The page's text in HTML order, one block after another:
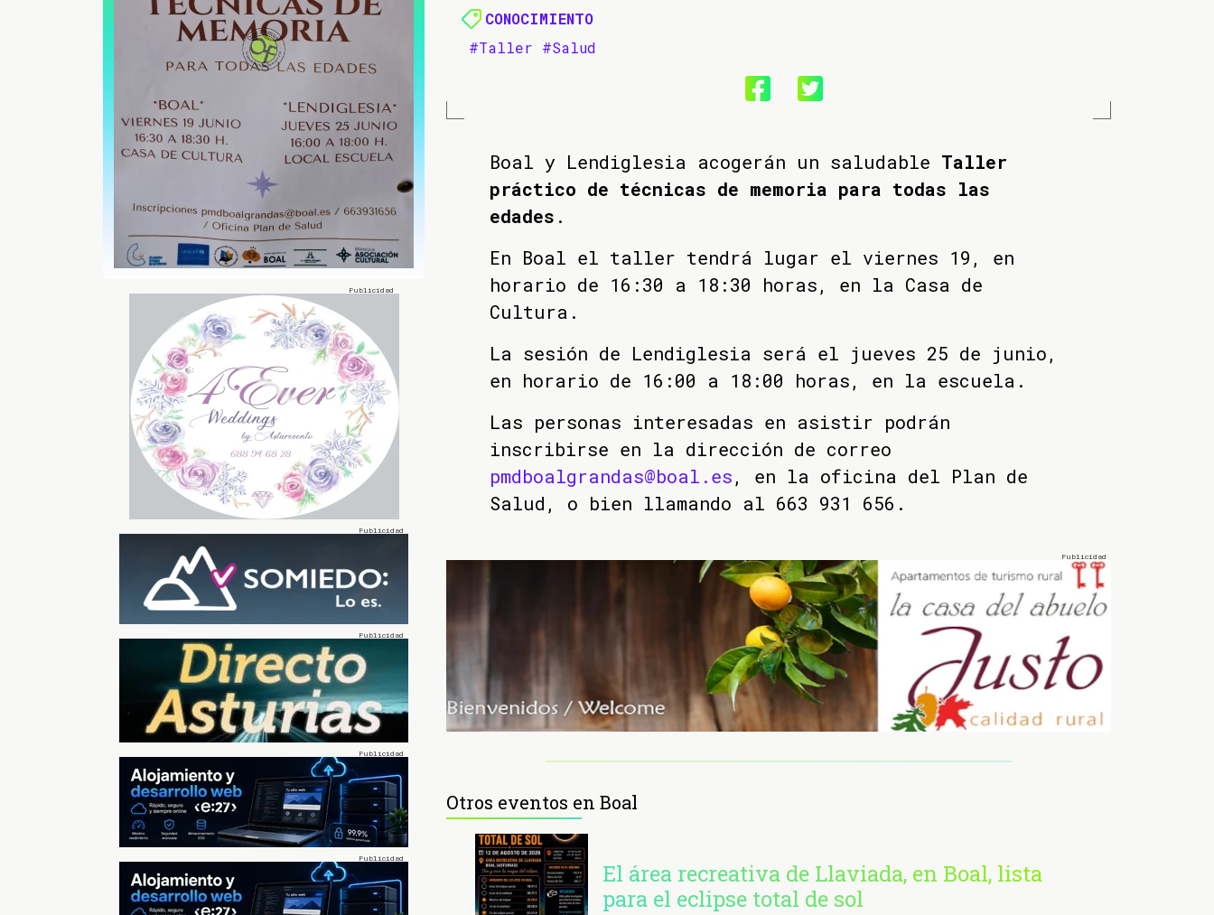
CONOCIMIENTO
#Taller #Salud
Boal y Lendiglesia acogerán un saludable Taller
práctico de técnicas de memoria para todas las
edades .
En Boal el taller tendrá lugar el viernes 19, en
horario de 16:30 a 18:30 horas, en la Casa de
Cultura.
La sesión de Lendiglesia será el jueves 25 de junio,
en horario de 16:00 a 18:00 horas, en la escuela.
Las personas interesadas en asistir podrán
inscribirse en la dirección de correo
pmdboalgrandas@boal.es, en la oficina del Plan de
Salud, o bien llamando al 663 931 656.
Otros eventos en Boal
El área recreativa de Llaviada, en Boal, lista
para el eclipse total de sol